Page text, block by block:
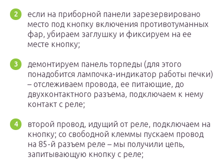
если на приборной панели зарезервировано
место под кнопку включения противотуманных
фар, убираем заглушку и фиксируем на ее
месте кнопку;
демонтируем панель торпеды (для этого
понадобится лампочка-индикатор работы печки)
– отслеживаем провода, ее питающие, до
двухконтактного разъема, подключаем к нему
контакт с реле;
второй провод, идущий от реле, подключаем на
кнопку; со свободной клеммы пускаем провод
на 85-й разъем реле – мы получили цепь,
запитывающую кнопку с реле;